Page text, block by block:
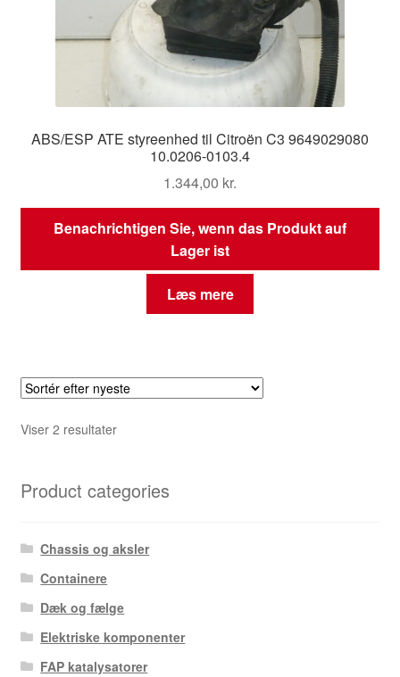
ABS/ESP ATE styreenhed til Citroën C3 9649029080
10.0206-0103.4
1.344,00 kr.
Benachrichtigen Sie, wenn das Produkt auf
Lager ist
Læs mere
Viser 2 resultaterSorteret
Product categories
Chassis og aksler
Containere
Dæk og fælge
Elektriske komponenter
FAP katalysatorer